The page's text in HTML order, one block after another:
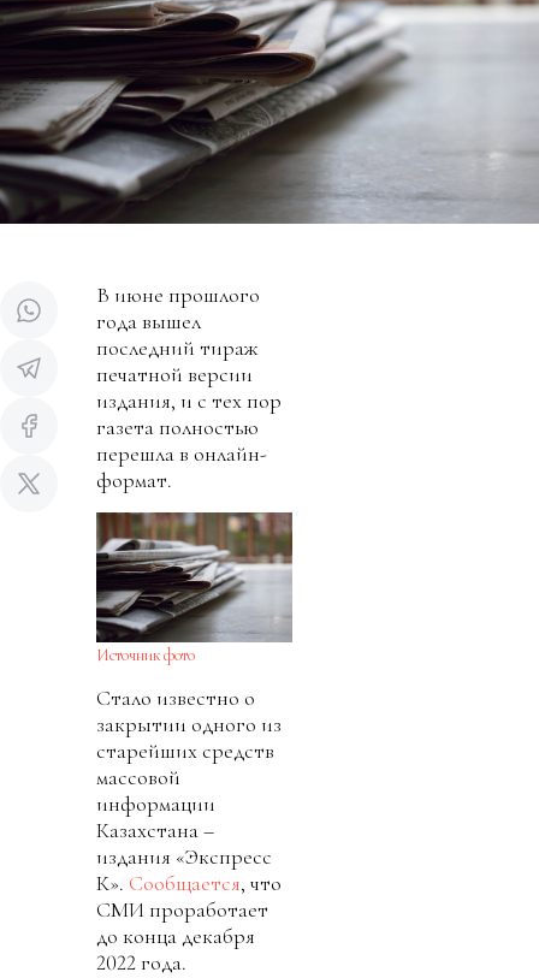
В июне прошлого
года вышел
последний тираж
печатной версии
издания, и с тех пор
газета полностью
перешла в онлайн-
формат.
Источник фото
Стало известно о
закрытии одного из
старейших средств
массовой
информации
Казахстана –
издания «Экспресс
К». Сообщается, что
СМИ проработает
до конца декабря
2022 года.